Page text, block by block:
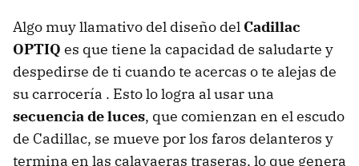
Algo muy llamativo del diseño del Cadillac
OPTIQ es que tiene la capacidad de saludarte y
despedirse de ti cuando te acercas o te alejas de
su carrocería . Esto lo logra al usar una
secuencia de luces, que comienzan en el escudo
de Cadillac, se mueve por los faros delanteros y
termina en las calavaeras traseras, lo que genera